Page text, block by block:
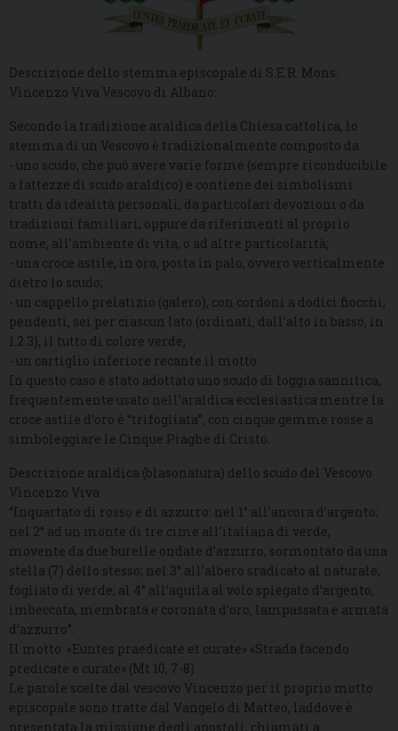
Descrizione dello stemma episcopale di S.E.R. Mons.
Vincenzo Viva Vescovo di Albano:
Secondo la tradizione araldica della Chiesa cattolica, lo
stemma di un Vescovo è tradizionalmente composto da:
- uno scudo, che può avere varie forme (sempre riconducibile
a fattezze di scudo araldico) e contiene dei simbolismi
tratti da idealità personali, da particolari devozioni o da
tradizioni familiari, oppure da riferimenti al proprio
nome, all’ambiente di vita, o ad altre particolarità;
- una croce astile, in oro, posta in palo, ovvero verticalmente
dietro lo scudo;
- un cappello prelatizio (galero), con cordoni a dodici fiocchi,
pendenti, sei per ciascun lato (ordinati, dall’alto in basso, in
1.2.3), il tutto di colore verde;
- un cartiglio inferiore recante il motto.
In questo caso è stato adottato uno scudo di foggia sannitica,
frequentemente usato nell’araldica ecclesiastica mentre la
croce astile d’oro è “trifogliata”, con cinque gemme rosse a
simboleggiare le Cinque Piaghe di Cristo.
Descrizione araldica (blasonatura) dello scudo del Vescovo
Vincenzo Viva
“Inquartato di rosso e di azzurro: nel 1° all’ancora d’argento;
nel 2° ad un monte di tre cime all’italiana di verde,
movente da due burelle ondate d’azzurro, sormontato da una
stella (7) dello stesso; nel 3° all’albero sradicato al naturale,
fogliato di verde; al 4° all’aquila al volo spiegato d’argento,
imbeccata, membrata e coronata d’oro, lampassata e armata
d’azzurro”.
Il motto: «Euntes praedicate et curate» «Strada facendo
predicate e curate» (Mt 10, 7-8)
Le parole scelte dal vescovo Vincenzo per il proprio motto
episcopale sono tratte dal Vangelo di Matteo, laddove è
presentata la missione degli apostoli, chiamati a